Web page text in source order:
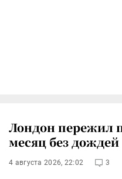
Лондон пережил
месяц без дождей
4 августа 2026, 22:02 3